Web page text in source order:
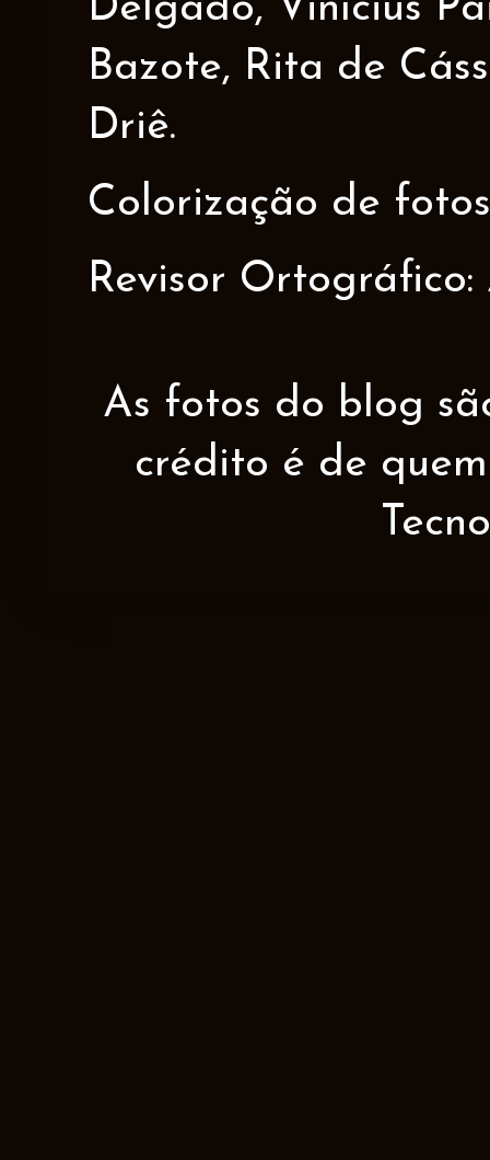
Delgado, Vinícius
Bazote, Rita de
Driê.
Colorização de
Revisor Ortográfico:
As fotos do blog
crédito é de